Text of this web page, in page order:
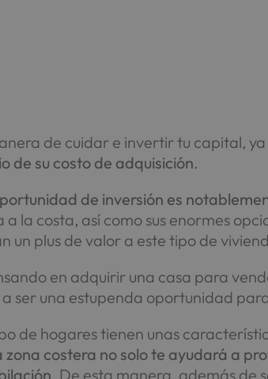
de cuidar e invertir tu capital, ya
de su costo de adquisición.
de inversión es
la costa, así como sus enormes
un plus de valor a este tipo de
en adquirir una casa para
ser una estupenda oportunidad
de hogares tienen unas
costera no solo te ayudará a
. De esta manera, además de